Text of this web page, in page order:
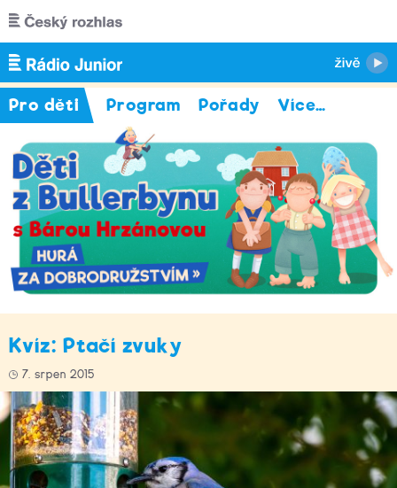
Přejít k hlavnímu obsahu
Pro děti Program Pořady Více…
Kvíz: Ptačí zvuky
7. srpen 2015